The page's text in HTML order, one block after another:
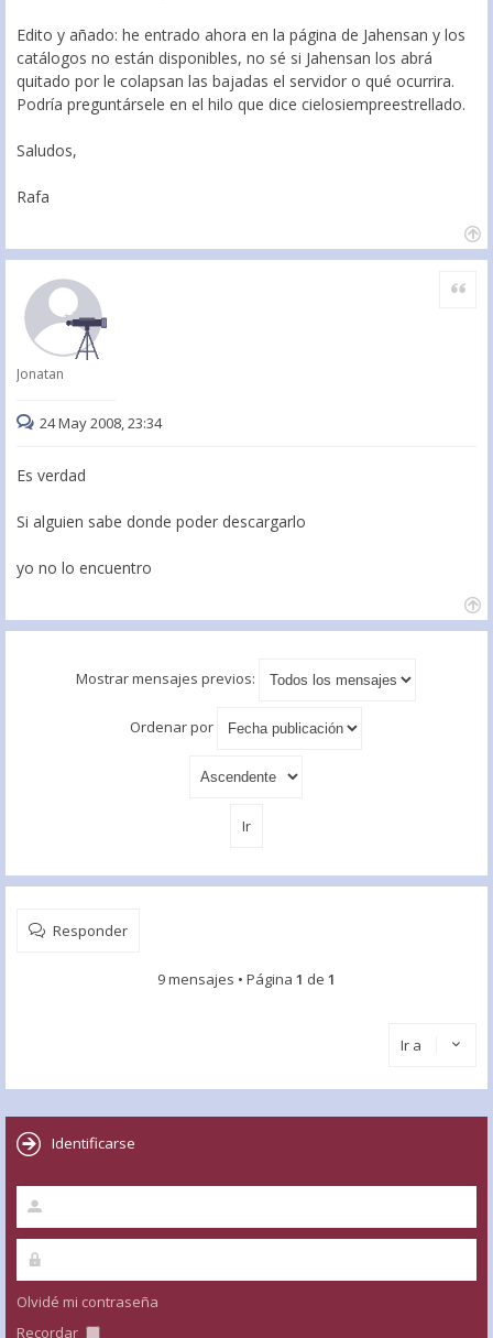
Edito y añado: he entrado ahora en la página de Jahensan y los
catálogos no están disponibles, no sé si Jahensan los abrá
quitado por le colapsan las bajadas el servidor o qué ocurrira.
Podría preguntársele en el hilo que dice cielosiempreestrellado.
Saludos,
Rafa
Jonatan
Citar
24 May 2008, 23:34
Es verdad
Si alguien sabe donde poder descargarlo
yo no lo encuentro
Mostrar mensajes previos:
Ordenar por
Responder
9 mensajes • Página 1 de 1
Ir a
Identificarse
Olvidé mi contraseña
Recordar